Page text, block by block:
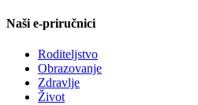
Naši e-priručnici
Roditeljstvo
Obrazovanje
Zdravlje
Život